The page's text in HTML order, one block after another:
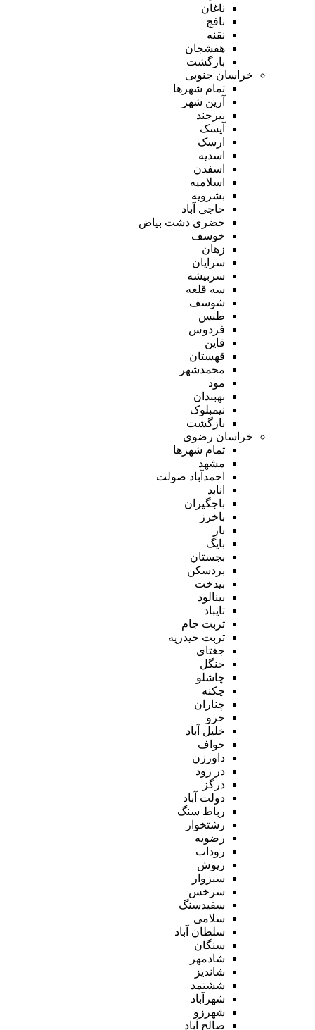
ناغان
نافچ
نقنه
هفشجان
بازگشت
خراسان جنوبی
تمام شهر‌ها
آرین شهر
بیرجند
آیسک
ارسک
اسدیه
اسفدن
اسلامیه
بشرویه
حاجی آباد
خضری دشت بیاض
خوسف
زهان
سرایان
سربیشه
سه قلعه
شوسف
طبس
فردوس
قاین
قهستان
محمدشهر
مود
نهبندان
نیمبلوک
بازگشت
خراسان رضوی
تمام شهر‌ها
مشهد
احمدآباد صولت
انابد
باجگیران
باخرز
بار
بایگ
بجستان
بردسکن
بیدخت
بینالود
تایباد
تربت جام
تربت حیدریه
جغتای
جنگل
چاشلو
چکنه
چناران
خرو
خلیل آباد
خواف
داورزن
در رود
درگز
دولت آباد
رباط سنگ
رشتخوار
رضویه
روداب
ریوش
سبزوار
سرخس
سفیدسنگ
سلامی
سلطان آباد
سنگان
شادمهر
شاندیز
ششتمد
شهرآباد
شهرزو
صالح آباد